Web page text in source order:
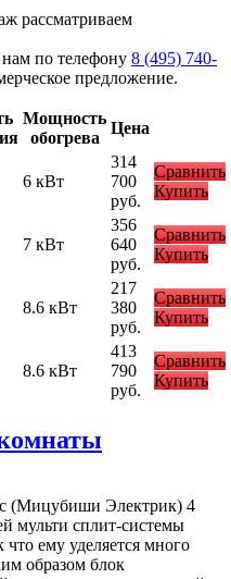
рассматриваем
по телефону 8 (495) 740-
предложение.
Мощность
обогрева
Цена
6 кВт
314
700
руб.
Сравнить
Купить
7 кВт
356
640
руб.
Сравнить
Купить
8.6 кВт
217
380
руб.
Сравнить
Купить
8.6 кВт
413
790
руб.
Сравнить
Купить
(Мицубиши Электрик) 4
мульти сплит-системы
ему уделяется много
образом блок